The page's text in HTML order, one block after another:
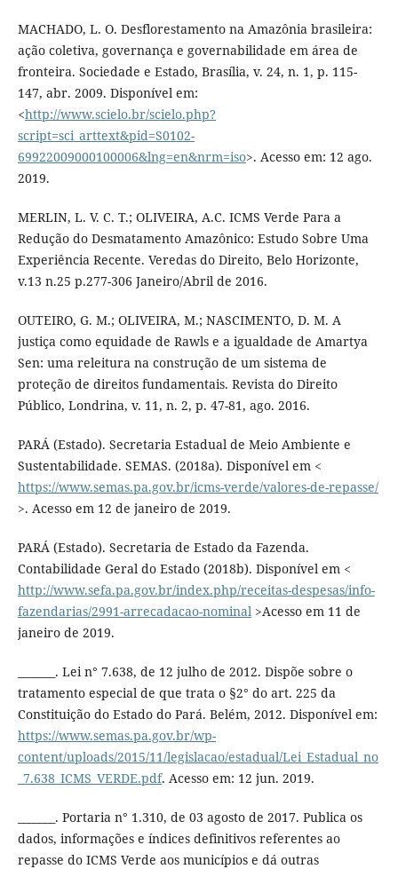
MACHADO, L. O. Desflorestamento na Amazônia brasileira:
ação coletiva, governança e governabilidade em área de
fronteira. Sociedade e Estado, Brasília, v. 24, n. 1, p. 115-
147, abr. 2009. Disponível em:
<http://www.scielo.br/scielo.php?
script=sci_arttext&pid=S0102-
69922009000100006&lng=en&nrm=iso>. Acesso em: 12 ago.
2019.
MERLIN, L. V. C. T.; OLIVEIRA, A.C. ICMS Verde Para a
Redução do Desmatamento Amazônico: Estudo Sobre Uma
Experiência Recente. Veredas do Direito, Belo Horizonte,
v.13 n.25 p.277-306 Janeiro/Abril de 2016.
OUTEIRO, G. M.; OLIVEIRA, M.; NASCIMENTO, D. M. A
justiça como equidade de Rawls e a igualdade de Amartya
Sen: uma releitura na construção de um sistema de
proteção de direitos fundamentais. Revista do Direito
Público, Londrina, v. 11, n. 2, p. 47-81, ago. 2016.
PARÁ (Estado). Secretaria Estadual de Meio Ambiente e
Sustentabilidade. SEMAS. (2018a). Disponível em <
https://www.semas.pa.gov.br/icms-verde/valores-de-repasse/
>. Acesso em 12 de janeiro de 2019.
PARÁ (Estado). Secretaria de Estado da Fazenda.
Contabilidade Geral do Estado (2018b). Disponível em <
http://www.sefa.pa.gov.br/index.php/receitas-despesas/info-
fazendarias/2991-arrecadacao-nominal>Acesso em 11 de
janeiro de 2019.
_______. Lei n° 7.638, de 12 julho de 2012. Dispõe sobre o
tratamento especial de que trata o §2° do art. 225 da
Constituição do Estado do Pará. Belém, 2012. Disponível em:
https://www.semas.pa.gov.br/wp-
content/uploads/2015/11/legislacao/estadual/Lei_Estadual_no
_7.638_ICMS_VERDE.pdf. Acesso em: 12 jun. 2019.
_______. Portaria n° 1.310, de 03 agosto de 2017. Publica os
dados, informações e índices definitivos referentes ao
repasse do ICMS Verde aos municípios e dá outras